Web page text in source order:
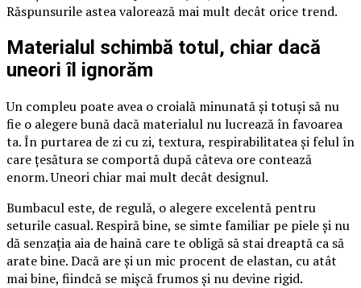
Răspunsurile astea valorează mai mult decât orice trend.
Materialul schimbă totul, chiar dacă
uneori îl ignorăm
Un compleu poate avea o croială minunată și totuși să nu
fie o alegere bună dacă materialul nu lucrează în favoarea
ta. În purtarea de zi cu zi, textura, respirabilitatea și felul în
care țesătura se comportă după câteva ore contează
enorm. Uneori chiar mai mult decât designul.
Bumbacul este, de regulă, o alegere excelentă pentru
seturile casual. Respiră bine, se simte familiar pe piele și nu
dă senzația aia de haină care te obligă să stai dreaptă ca să
arate bine. Dacă are și un mic procent de elastan, cu atât
mai bine, fiindcă se mișcă frumos și nu devine rigid.